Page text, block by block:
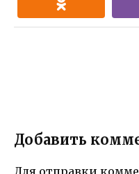
Добавить
Для отправки